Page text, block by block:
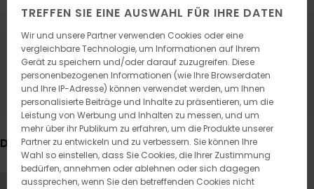
Bleib dabei, die Produkte sind bald
wieder da
Das könnte dir auch gefallen
Direkt
Überspringen
TREFFEN SIE EINE AUSWAHL FÜR IHRE DATEN
Wir und unsere Partner verwenden Cookies oder eine
vergleichbare Technologie, um Informationen auf Ihrem
Gerät zu speichern und/oder darauf zuzugreifen. Diese
personenbezogenen Informationen (wie Ihre Browserdaten
und Ihre IP-Adresse) können verwendet werden, um Ihnen
personalisierte Beiträge und Inhalte zu präsentieren, um die
Leistung von Werbung und Inhalten zu messen, und um
mehr über ihr Publikum zu erfahren, um die Produkte unserer
Partner zu entwickeln und zu verbessern. Sie können Ihre
Wahl so einstellen, dass Sie Cookies, die Ihrer Zustimmung
bedürfen, annehmen oder ablehnen oder sich dagegen
aussprechen, wenn Sie den betreffenden Cookies nicht